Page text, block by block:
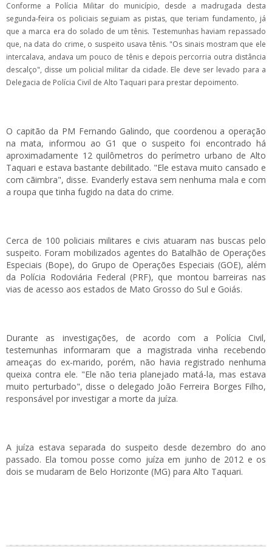
Conforme a Polícia Militar do município, desde a madrugada desta
segunda-feira os policiais seguiam as pistas, que teriam fundamento, já
que a marca era do solado de um tênis. Testemunhas haviam repassado
que, na data do crime, o suspeito usava tênis. "Os sinais mostram que ele
intercalava, andava um pouco de tênis e depois percorria outra distância
descalço", disse um policial militar da cidade. Ele deve ser levado para a
Delegacia de Polícia Civil de Alto Taquari para prestar depoimento.
O capitão da PM Fernando Galindo, que coordenou a operação
na mata, informou ao G1 que o suspeito foi encontrado há
aproximadamente 12 quilômetros do perímetro urbano de Alto
Taquari e estava bastante debilitado. "Ele estava muito cansado e
com cãimbra", disse. Evanderly estava sem nenhuma mala e com
a roupa que tinha fugido na data do crime.
Cerca de 100 policiais militares e civis atuaram nas buscas pelo
suspeito. Foram mobilizados agentes do Batalhão de Operações
Especiais (Bope), do Grupo de Operações Especiais (GOE), além
da Polícia Rodoviária Federal (PRF), que montou barreiras nas
vias de acesso aos estados de Mato Grosso do Sul e Goiás.
Durante as investigações, de acordo com a Polícia Civil,
testemunhas informaram que a magistrada vinha recebendo
ameaças do ex-marido, porém, não havia registrado nenhuma
queixa contra ele. "Ele não teria planejado matá-la, mas estava
muito perturbado", disse o delegado João Ferreira Borges Filho,
responsável por investigar a morte da juíza.
A juíza estava separada do suspeito desde dezembro do ano
passado. Ela tomou posse como juíza em junho de 2012 e os
dois se mudaram de Belo Horizonte (MG) para Alto Taquari.